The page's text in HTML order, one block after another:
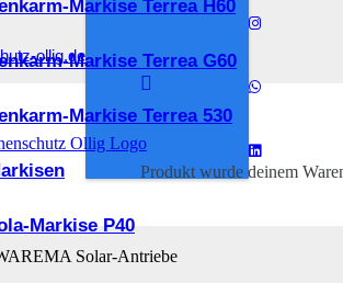
ollig.de
Produktwurde deinem
Markise Terrea H60
Markise Terrea G60
Markise Terrea 530
Markise P40
12 V DC
Solar-Antriebe